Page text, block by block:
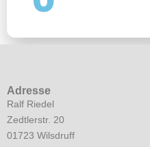
Adresse
Ralf Riedel
Zedtlerstr. 20
01723 Wilsdruff